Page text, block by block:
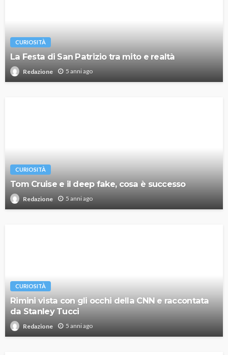
CURIOSITÀ
La Festa di San Patrizio tra mito e realtà
Redazione 5 anni ago
CURIOSITÀ
Tom Cruise e il deep fake, cosa è successo
Redazione 5 anni ago
CURIOSITÀ
Rimini vista con gli occhi della CNN e raccontata
da Stanley Tucci
Redazione 5 anni ago